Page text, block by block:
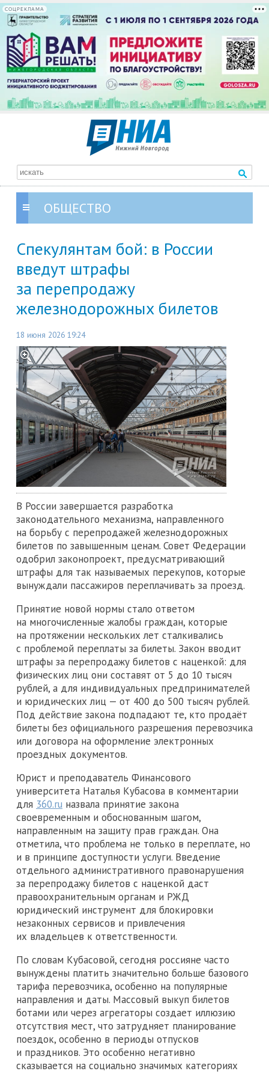
СОЦРЕКЛАМА
ОБЩЕСТВО
Спекулянтам бой: в России
введут штрафы
за перепродажу
железнодорожных билетов
18 июня 2026 19:24
В России завершается разработка
законодательного механизма, направленного
на борьбу с перепродажей железнодорожных
билетов по завышенным ценам. Совет Федерации
одобрил законопроект, предусматривающий
штрафы для так называемых перекупов, которые
вынуждали пассажиров переплачивать за проезд.
Принятие новой нормы стало ответом
на многочисленные жалобы граждан, которые
на протяжении нескольких лет сталкивались
с проблемой переплаты за билеты. Закон вводит
штрафы за перепродажу билетов с наценкой: для
физических лиц они составят от 5 до 10 тысяч
рублей, а для индивидуальных предпринимателей
и юридических лиц — от 400 до 500 тысяч рублей.
Под действие закона подпадают те, кто продаёт
билеты без официального разрешения перевозчика
или договора на оформление электронных
проездных документов.
Юрист и преподаватель Финансового
университета Наталья Кубасова в комментарии
для 360.ru назвала принятие закона
своевременным и обоснованным шагом,
направленным на защиту прав граждан. Она
отметила, что проблема не только в переплате, но
и в принципе доступности услуги. Введение
отдельного административного правонарушения
за перепродажу билетов с наценкой даст
правоохранительным органам и РЖД
юридический инструмент для блокировки
незаконных сервисов и привлечения
их владельцев к ответственности.
По словам Кубасовой, сегодня россияне часто
вынуждены платить значительно больше базового
тарифа перевозчика, особенно на популярные
направления и даты. Массовый выкуп билетов
ботами или через агрегаторы создает иллюзию
отсутствия мест, что затрудняет планирование
поездок, особенно в периоды отпусков
и праздников. Это особенно негативно
сказывается на социально значимых категориях